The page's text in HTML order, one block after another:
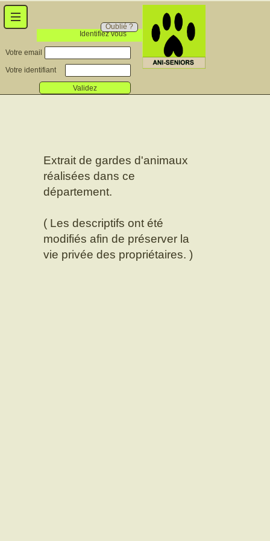
Identifiez vous
Oublié ?
Votre email
Votre identifiant
Validez
Extrait de gardes d'animaux
réalisées dans ce
département.
( Les descriptifs ont été
modifiés afin de préserver la
vie privée des propriétaires. )